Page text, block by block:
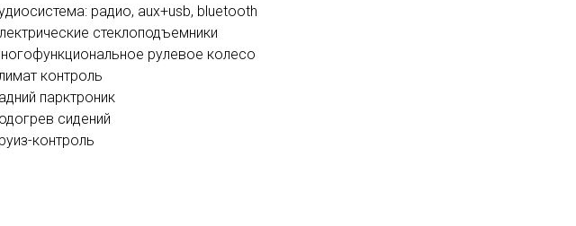
радио, aux+usb, bluetooth
стеклоподъемники
рулевое колесо
контроль
парктроник
сидений
контроль